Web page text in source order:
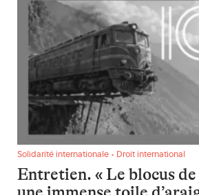
Entretien. « Le blocus de Cuba est
Solidarité internationale • Droit international
Entretien. « Le blocus